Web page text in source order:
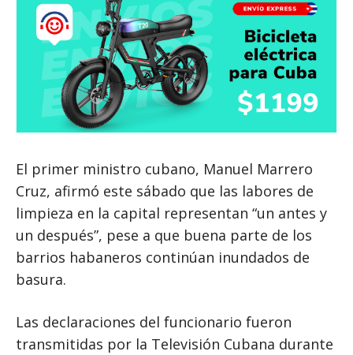
El primer ministro cubano, Manuel Marrero
Cruz, afirmó este sábado que las labores de
limpieza en la capital representan “un antes y
un después”, pese a que buena parte de los
barrios habaneros continúan inundados de
basura.
Las declaraciones del funcionario fueron
transmitidas por la Televisión Cubana durante